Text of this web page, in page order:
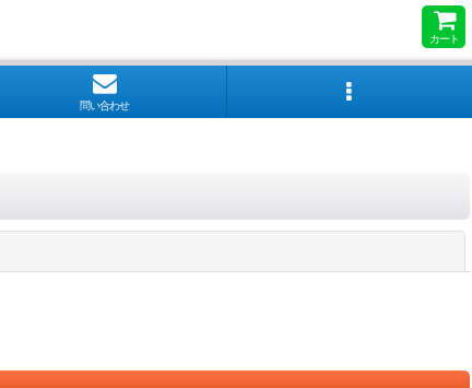
カート
問い合わせ